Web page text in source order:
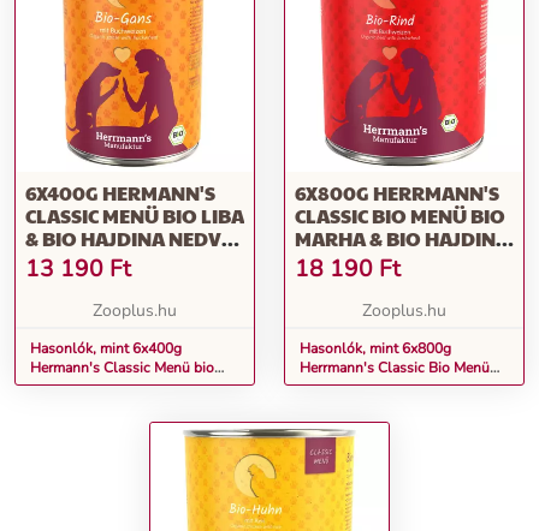
6X400G HERMANN'S
CLASSIC MENÜ BIO LIBA
& BIO HAJDINA NEDVES
KUTYATÁP
13 190 Ft
Zooplus.hu
Hasonlók, mint 6x400g
Hermann's Classic Menü bio
liba & bio hajdina nedves
6X800G HERRMANN'S
CLASSIC BIO MENÜ BIO
MARHA & BIO HAJDINA
ÉTREND-KIEGÉSZÍTŐ
ELEDEL
18 190 Ft
Zooplus.hu
Hasonlók, mint 6x800g
Herrmann's Classic Bio Menü
bio marha & bio hajdina étrend-